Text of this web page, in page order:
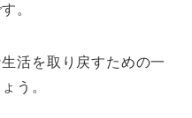
。
活を取り戻すための一
う。